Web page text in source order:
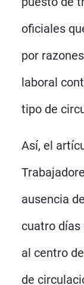
oficiales
por
laboral
tipo de
Así, el
ausencia
cuatro
al centro
de